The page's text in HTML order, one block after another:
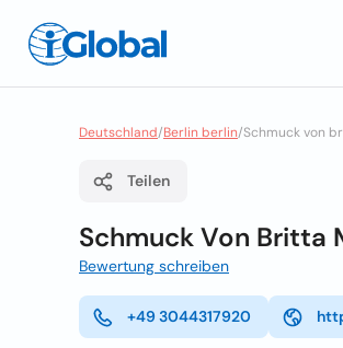
Deutschland/Berlin berlin/Schmuck von
Teilen
Schmuck Von Britta
Bewertung schreiben
+49 3044317920